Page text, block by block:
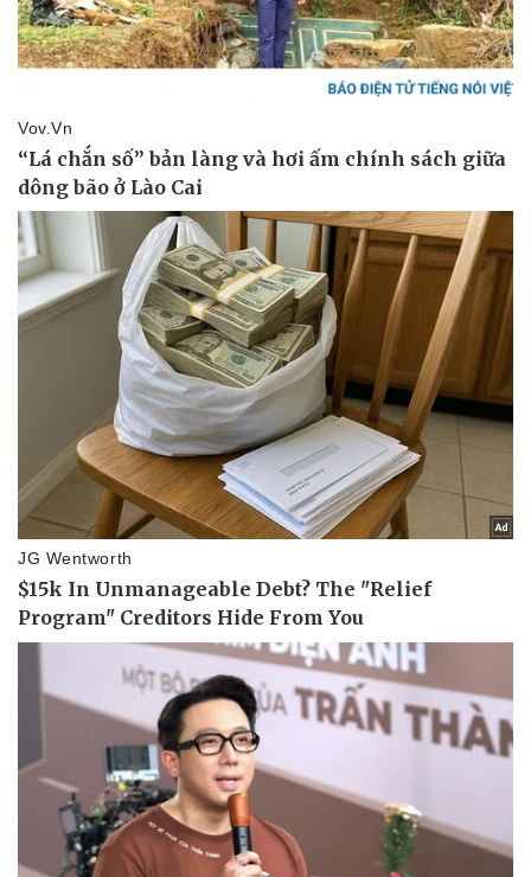
Tin nóng
Tư vấn luật
Quân sự - Quốc phòng
Vũ khí
Việt Nam
Phân tích